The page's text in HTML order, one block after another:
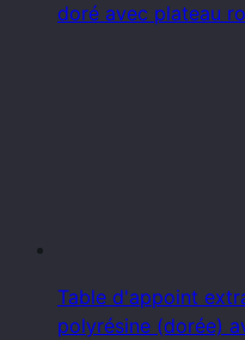
doré avec plateau
Table d'appoint
polyrésine (dorée)